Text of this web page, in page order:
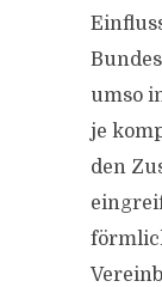
umso
je
den